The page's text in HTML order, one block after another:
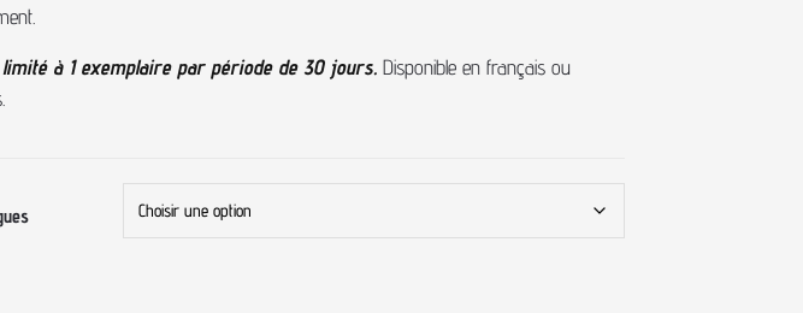
à 1 exemplaire par période de 30 jours. Disponible en français ou